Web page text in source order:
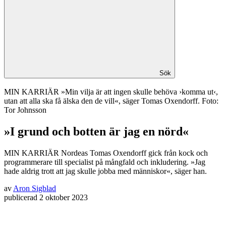
Sök
MIN KARRIÄR »Min vilja är att ingen skulle behöva ›komma ut‹,
utan att alla ska få älska den de vill«, säger Tomas Oxendorff. Foto:
Tor Johnsson
»I grund och botten är jag en nörd«
MIN KARRIÄR Nordeas Tomas Oxendorff gick från kock och
programmerare till specialist på mångfald och inkludering. »Jag
hade aldrig trott att jag skulle jobba med människor«, säger han.
av Aron Sigblad
publicerad 2 oktober 2023